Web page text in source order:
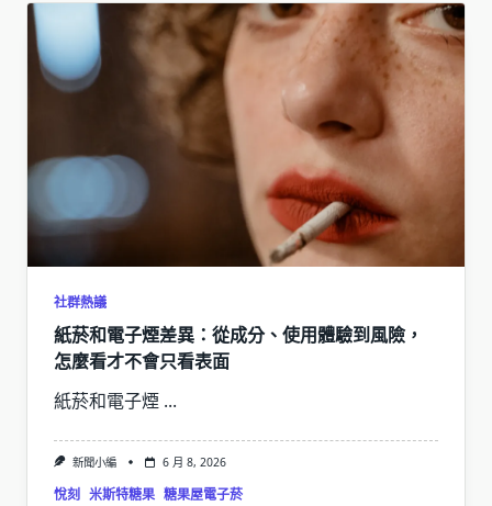
社群熱議
紙菸和電子煙差異：從成分、使用體驗到風險，
怎麼看才不會只看表面
紙菸和電子煙 ...
新聞小編 6 月 8, 2026
悅刻 米斯特糖果 糖果屋電子菸